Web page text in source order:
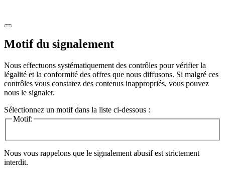
Motif du signalement
Nous effectuons systématiquement des contrôles pour vérifier la
légalité et la conformité des offres que nous diffusons. Si malgré ces
contrôles vous constatez des contenus inappropriés, vous pouvez
nous le signaler.
Sélectionnez un motif dans la liste ci-dessous :
Motif:
Nous vous rappelons que le signalement abusif est strictement
interdit.